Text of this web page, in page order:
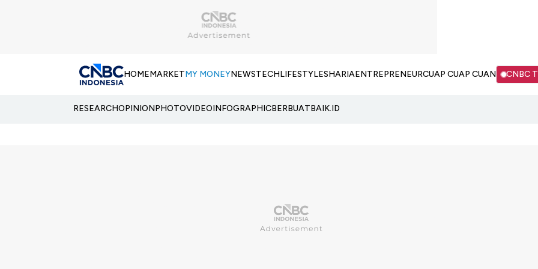
HOMEMARKETMY MONEYNEWSTECHLIFESTYLESHARIAENTREPRENEURCUAP CUAP CUAN CNBC
RESEARCHOPINIONPHOTOVIDEOINFOGRAPHICBERBUATBAIK.ID